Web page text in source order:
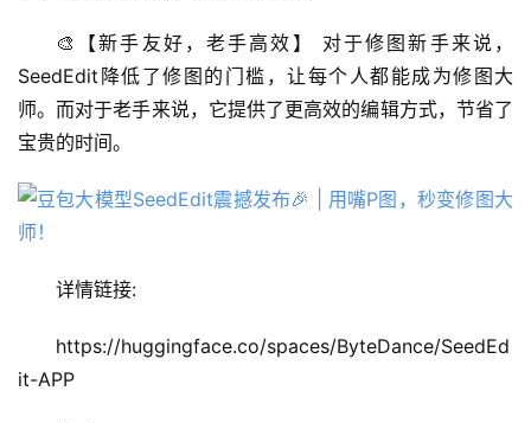
开
源
项
目
行
🎨【新手友好，老手高效】 对于修图新手来说，
SeedEdit降低了修图的门槛，让每个人都能成为修图大
师。而对于老手来说，它提供了更高效的编辑方式，节省了
宝贵的时间。
详情链接:
https://huggingface.co/spaces/ByteDance/SeedEd
it-APP